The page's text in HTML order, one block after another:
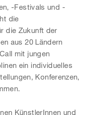
-Festivals und -
die
die Zukunft der
aus 20 Ländern
mit jungen
ein individuelles
Konferenzen,
KünstlerInnen und